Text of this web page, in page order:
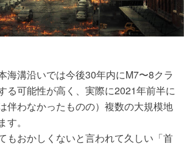
海溝沿いでは今後30年内にM7〜8クラ
る可能性が高く、実際に2021年前半に
伴わなかったものの）複数の大規模地
。
もおかしくないと言われて久しい「首